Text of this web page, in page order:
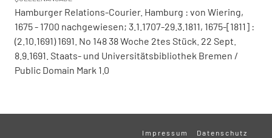
Hamburger Relations-Courier. Hamburg : von Wiering,
1675 - 1700 nachgewiesen; 3.1.1707-29.3.1811, 1675-[1811] :
(2.10.1691) 1691. No 148 38 Woche 2tes Stück. 22 Sept.
8.9.1691. Staats- und Universitätsbibliothek Bremen /
Public Domain Mark 1.0
Impressum Datenschutz